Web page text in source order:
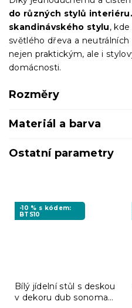
do různých stylů interiéru.
skandinávského stylu,
světlého dřeva a neutrálních
nejen praktickým, ale i
domácnosti.
Rozměry
Materiál a barva
Ostatní parametry
-10 % s kódem:
BTS10
Bílý jídelní stůl s deskou
v dekoru dub sonoma